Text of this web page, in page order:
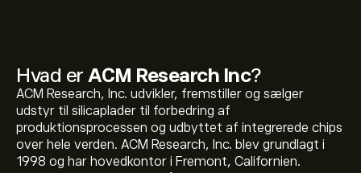
Hvad er ACM Research Inc?
ACM Research, Inc. udvikler, fremstiller og sælger
udstyr til silicaplader til forbedring af
produktionsprocessen og udbyttet af integrerede chips
over hele verden. ACM Research, Inc. blev grundlagt i
1998 og har hovedkontor i Fremont, Californien.